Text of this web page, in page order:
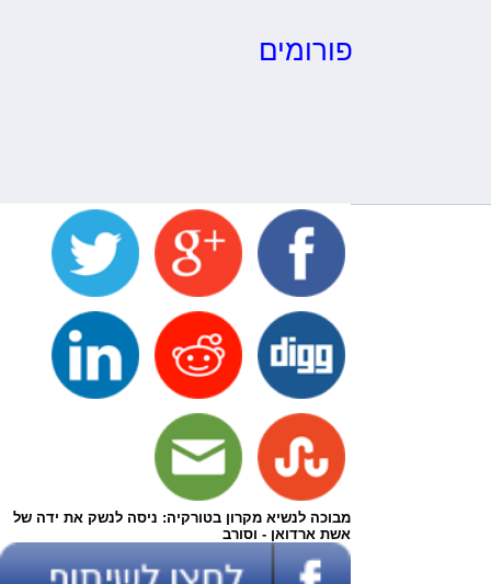
פורומים
מבוכה לנשיא מקרון בטורקיה: ניסה לנשק את ידה של
אשת ארדואן - וסורב